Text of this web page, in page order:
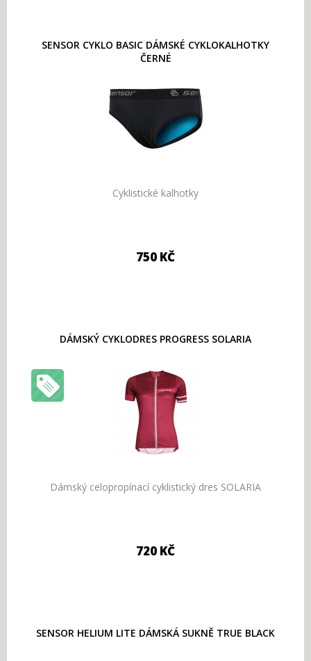
SENSOR CYKLO BASIC DÁMSKÉ CYKLOKALHOTKY
ČERNÉ
Cyklistické kalhotky
750 KČ
DÁMSKÝ CYKLODRES PROGRESS SOLARIA
Dámský celopropínací cyklistický dres SOLARIA
720 KČ
SENSOR HELIUM LITE DÁMSKÁ SUKNĚ TRUE BLACK